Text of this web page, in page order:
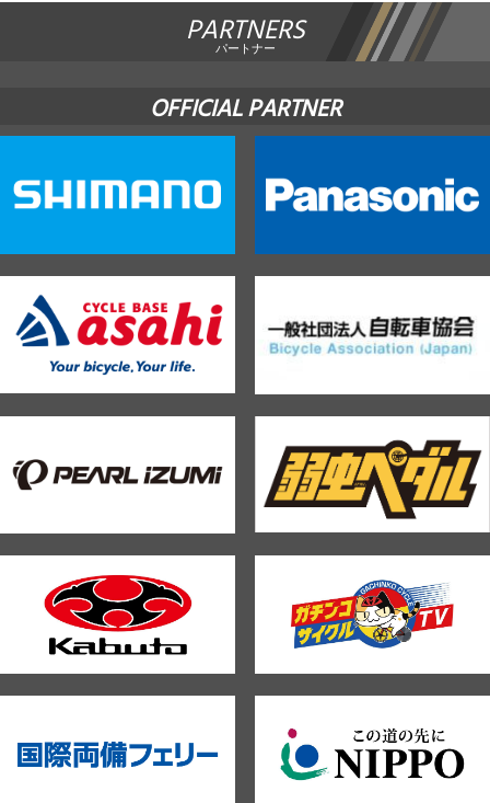
PARTNERS
パートナー
OFFICIAL PARTNER